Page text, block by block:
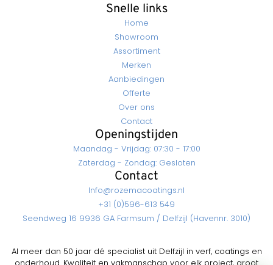
Al meer dan 50 jaar dé specialist uit Delfzijl in verf, coatings en
Snelle links
Home
Showroom
Assortiment
Merken
Aanbiedingen
Offerte
Over ons
Contact
Openingstijden
Maandag - Vrijdag: 07:30 - 17:00
Zaterdag - Zondag: Gesloten
Contact
Info@rozemacoatings.nl
+31 (0)596-613 549
Seendweg 16 9936 GA Farmsum / Delfzijl (Havennr. 3010)